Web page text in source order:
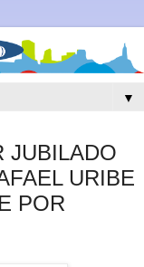
▼
JUBILADO
URIBE
POR